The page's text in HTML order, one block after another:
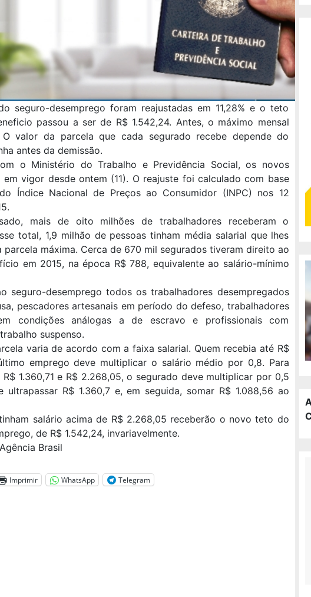
seguro-desemprego foram reajustadas em 11,28% e o teto
passou a ser de R$ 1.542,24. Antes, o máximo mensal
O valor da parcela que cada segurado recebe depende do
antes da demissão.
o Ministério do Trabalho e Previdência Social, os novos
em vigor desde ontem (11). O reajuste foi calculado com base
Índice Nacional de Preços ao Consumidor (INPC) nos 12
mais de oito milhões de trabalhadores receberam o
total, 1,9 milhão de pessoas tinham média salarial que lhes
parcela máxima. Cerca de 670 mil segurados tiveram direito ao
em 2015, na época R$ 788, equivalente ao salário-mínimo
seguro-desemprego todos os trabalhadores desempregados
pescadores artesanais em período do defeso, trabalhadores
condições análogas a de escravo e profissionais com
suspenso.
varia de acordo com a faixa salarial. Quem recebia até R$
emprego deve multiplicar o salário médio por 0,8. Para
R$ 1.360,71 e R$ 2.268,05, o segurado deve multiplicar por 0,5
ultrapassar R$ 1.360,7 e, em seguida, somar R$ 1.088,56 ao
salário acima de R$ 2.268,05 receberão o novo teto do
de R$ 1.542,24, invariavelmente.
Brasil
Imprimir WhatsApp Telegram